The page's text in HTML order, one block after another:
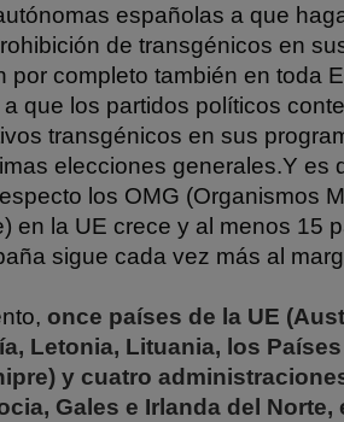
españolas a que
de transgénicos en
por completo también en toda
que los partidos políticos
transgénicos en sus
elecciones generales.Y es
los OMG (Organismos
en la UE crece y al menos 15
sigue cada vez más al
once países de la UE
Letonia, Lituania, los
y cuatro
Gales e Irlanda del Norte,